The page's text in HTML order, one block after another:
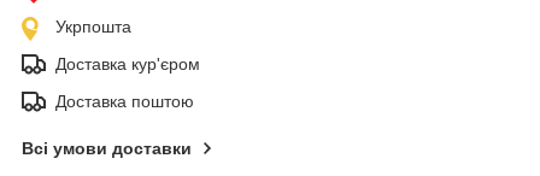
Укрпошта
Доставка кур'єром
Доставка поштою
Всі умови доставки